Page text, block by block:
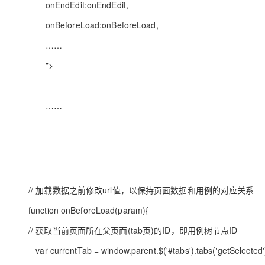
onEndEdit:onEndEdit,
onBeforeLoad:onBeforeLoad,
……
">
……
// 加载数据之前修改url值，以保持页面数据和用例的对应关系
function onBeforeLoad(param){
// 获取当前页面所在父页面(tab页)的ID，即用例树节点ID
var currentTab =